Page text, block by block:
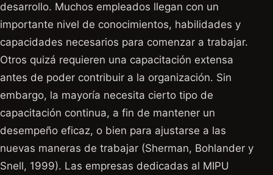
desarrollo. Muchos empleados llegan con un
importante nivel de conocimientos, habilidades y
capacidades necesarios para comenzar a trabajar.
Otros quizá requieren una capacitación extensa
antes de poder contribuir a la organización. Sin
embargo, la mayoría necesita cierto tipo de
capacitación continua, a fin de mantener un
desempeño eficaz, o bien para ajustarse a las
nuevas maneras de trabajar (Sherman, Bohlander y
Snell, 1999). Las empresas dedicadas al MIPU